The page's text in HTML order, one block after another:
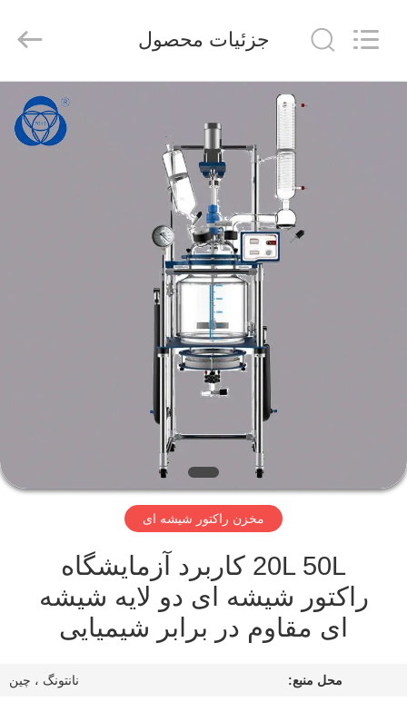
با
بگیرید
Chemglass
Co.,Ltd.
Reserved.
جزئیات محصول
مخزن راکتور شیشه ای
20L 50L کاربرد آزمایشگاه
راکتور شیشه ای دو لایه شیشه
ای مقاوم در برابر شیمیایی
محل منبع: نانتونگ ، چین